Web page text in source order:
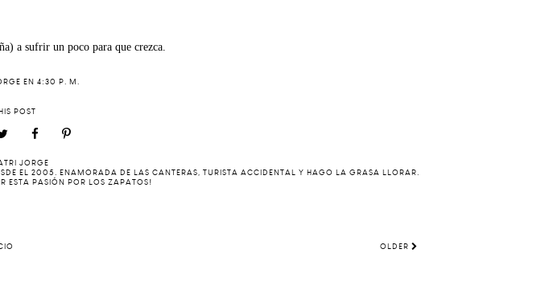
a sufrir un poco para que crezca.
EN 4:30 P. M.
POST
JORGE
EL 2005. ENAMORADA DE LAS CANTERAS, TURISTA ACCIDENTAL Y HAGO LA GRASA LLORAR.
ESTA PASIÓN POR LOS ZAPATOS!
OLDER